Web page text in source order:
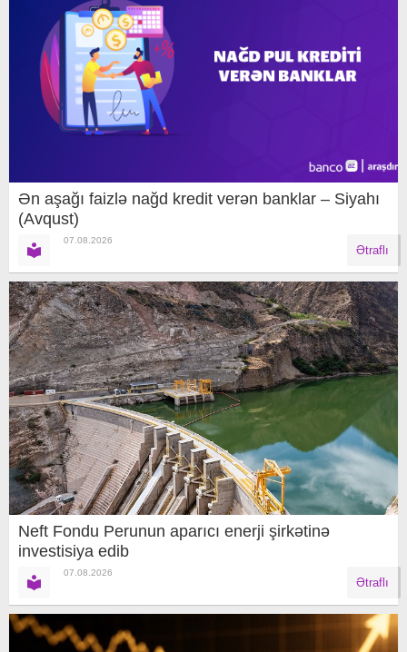
Ən aşağı faizlə nağd kredit verən banklar – Siyahı
(Avqust)
07.08.2026
Ətraflı
Neft Fondu Perunun aparıcı enerji şirkətinə
investisiya edib
07.08.2026
Ətraflı